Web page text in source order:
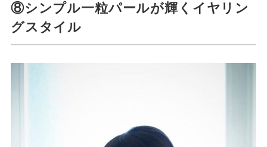
⑧シンプル一粒パールが輝くイヤリン
グスタイル